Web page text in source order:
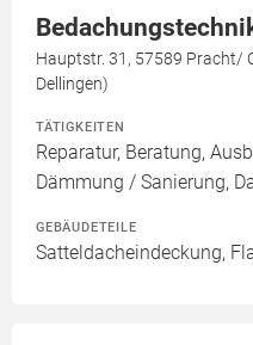
Hauptstr. 31, 57589 Pracht/
Dellingen)
TÄTIGKEITEN
Reparatur, Beratung,
Dämmung / Sanierung,
GEBÄUDETEILE
Satteldacheindeckung,